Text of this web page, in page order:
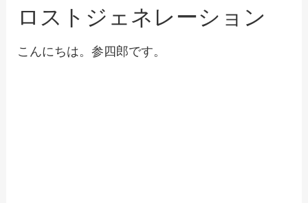
日
ロストジェネレーション
こんにちは。参四郎です。